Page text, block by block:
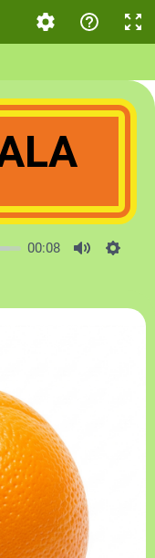
00:08